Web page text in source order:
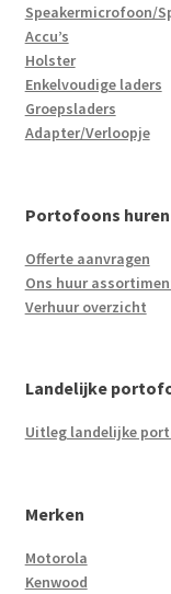
Speakermicrofoon/
Accu’s
Holster
Enkelvoudige laders
Groepsladers
Adapter/Verloopje
Portofoons huren
Offerte aanvragen
Ons huur
Verhuur overzicht
Landelijke
Uitleg landelijke
Merken
Motorola
Kenwood